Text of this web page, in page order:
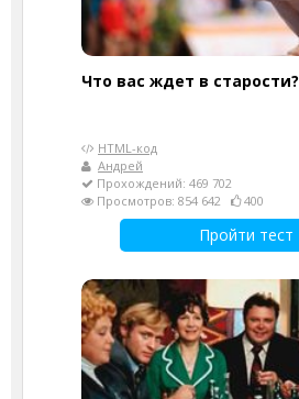
Что вас ждет в старости?
HTML-код
Андрей
Прохождений: 469 702
Просмотров: 854 642
400
Пройти тест